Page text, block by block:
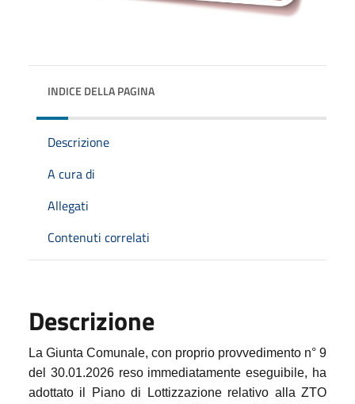
INDICE DELLA PAGINA
Descrizione
A cura di
Allegati
Contenuti correlati
Descrizione
La Giunta Comunale, con proprio provvedimento n° 9
del 30.01.2026 reso immediatamente eseguibile, ha
adottato il Piano di Lottizzazione relativo alla ZTO